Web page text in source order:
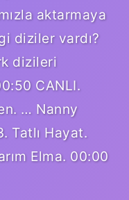
aktarmaya
diziler vardı?
dizileri
CANLI.
… Nanny
Tatlı Hayat.
Elma. 00:00